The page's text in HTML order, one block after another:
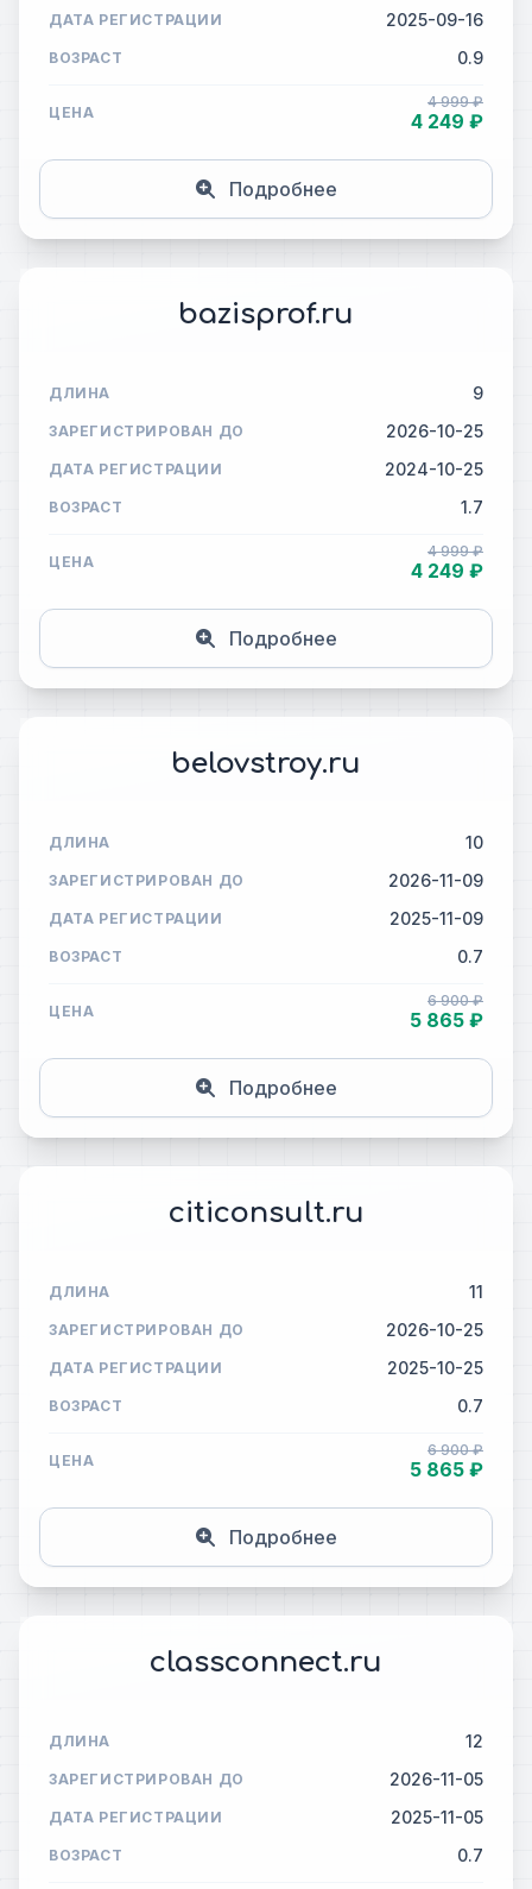
ДАТА РЕГИСТРАЦИИ 2025-09-16
ВОЗРАСТ 0.9
ЦЕНА
4 999 ₽
4 249 ₽
Подробнее
bazisprof.ru
ДЛИНА 9
ЗАРЕГИСТРИРОВАН ДО 2026-10-25
ДАТА РЕГИСТРАЦИИ 2024-10-25
ВОЗРАСТ 1.7
ЦЕНА
4 999 ₽
4 249 ₽
Подробнее
belovstroy.ru
ДЛИНА 10
ЗАРЕГИСТРИРОВАН ДО 2026-11-09
ДАТА РЕГИСТРАЦИИ 2025-11-09
ВОЗРАСТ 0.7
ЦЕНА
6 900 ₽
5 865 ₽
Подробнее
citiconsult.ru
ДЛИНА 11
ЗАРЕГИСТРИРОВАН ДО 2026-10-25
ДАТА РЕГИСТРАЦИИ 2025-10-25
ВОЗРАСТ 0.7
ЦЕНА
6 900 ₽
5 865 ₽
Подробнее
classconnect.ru
ДЛИНА 12
ЗАРЕГИСТРИРОВАН ДО 2026-11-05
ДАТА РЕГИСТРАЦИИ 2025-11-05
ВОЗРАСТ 0.7